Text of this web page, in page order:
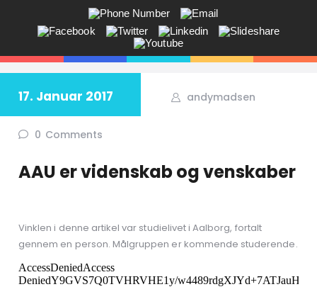
ANDY V.S. MADSEN:
KOMMUNIKATION, COACHING,
EVENTS, NETVÆRK,
Får du ikke sagt tingene på den rigtige måde? Savner du flere kunder
i butikken? Jeg hjælper dig!
17. Januar 2017 andymadsen
0 Comments
AAU er videnskab og venskaber
Vinklen i denne artikel var studielivet i Aalborg, fortalt
gennem en person. Målgruppen er kommende studerende.